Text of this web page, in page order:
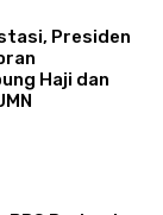
Presiden
Haji dan